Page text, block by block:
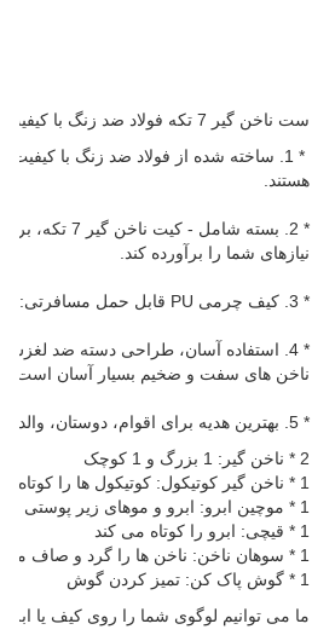
ست ناخن گیر 7 تکه فولاد ضد زنگ با کیفیت بالا همراه با کیف مسافرتی
* 1. ساخته شده از فولاد ضد زنگ با کیفیت
هستند.
* 2. بسته
نیازهای شما را برآورده کند.
* 3. کیف چرمی PU قابل حمل مسافرتی: طراحی زیبا با مواد PU با کیفیت فوق العاده
* 4. استفاده آسان، طراحی دسته ضد
ناخن های سفت و ضخیم بسیار آسان است.
* 5. بهترین هدیه برای اقوام، دوستان، والدین، همسر و همسر شماست.
2 * ناخن گیر: 1 بزرگ و 1 کوچک
1 * ناخن گیر کوتیکول: کوتیکول ها را کوتاه می کند
1 * موچین ابرو: ابرو و موهای زیر پوستی را می کند
1 * قیچی: ابرو را کوتاه می کند
1 * سوهان ناخن: ناخن ها را گرد و صاف می کند
1 * گوش پاک کن: تمیز کردن گوش
ما می توانیم لوگوی شما را روی کیف یا